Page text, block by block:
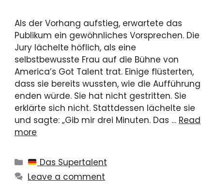
Als der Vorhang aufstieg, erwartete das
Publikum ein gewöhnliches Vorsprechen. Die
Jury lächelte höflich, als eine
selbstbewusste Frau auf die Bühne von
America’s Got Talent trat. Einige flüsterten,
dass sie bereits wussten, wie die Aufführung
enden würde. Sie hat nicht gestritten. Sie
erklärte sich nicht. Stattdessen lächelte sie
und sagte: „Gib mir drei Minuten. Das … Read
more
Categories
Das Supertalent
Leave a comment